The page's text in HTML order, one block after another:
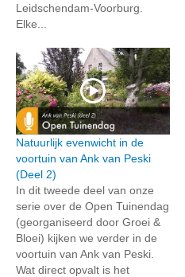
Leidschendam-Voorburg.
Elke...
Natuurlijk evenwicht in de
voortuin van Ank van Peski
(Deel 2)
In dit tweede deel van onze
serie over de Open Tuinendag
(georganiseerd door Groei &
Bloei) kijken we verder in de
voortuin van Ank van Peski.
Wat direct opvalt is het